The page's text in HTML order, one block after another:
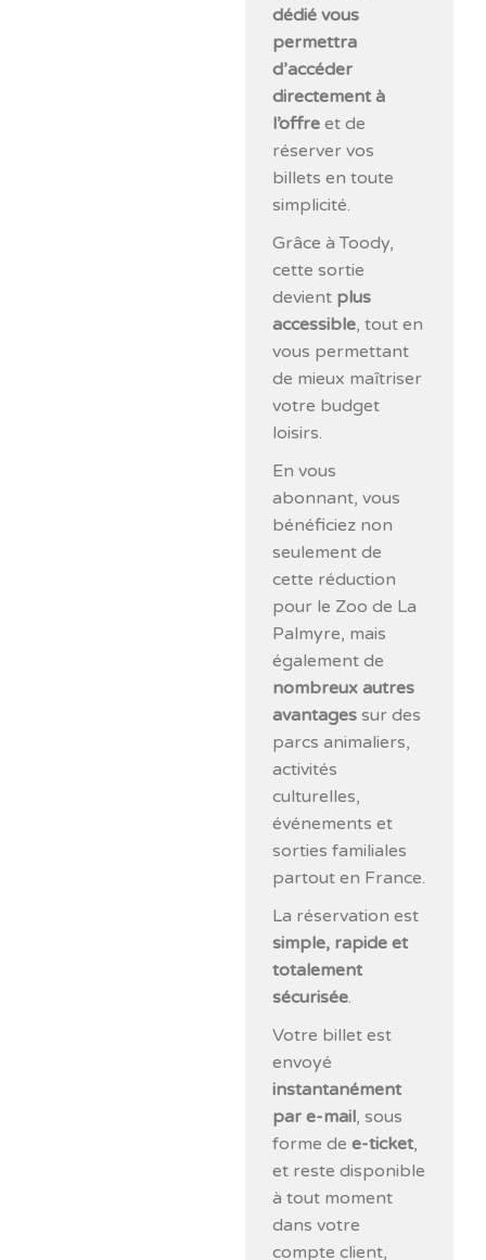
dédié vous
permettra
d’accéder
directement à
l’offre et de
réserver vos
billets en toute
simplicité.
Grâce à Toody,
cette sortie
devient plus
accessible, tout en
vous permettant
de mieux maîtriser
votre budget
loisirs.
En vous
abonnant, vous
bénéficiez non
seulement de
cette réduction
pour le Zoo de La
Palmyre, mais
également de
nombreux autres
avantages sur des
parcs animaliers,
activités
culturelles,
événements et
sorties familiales
partout en France.
La réservation est
simple, rapide et
totalement
sécurisée.
Votre billet est
envoyé
instantanément
par e-mail, sous
forme dee-ticket,
et reste disponible
à tout moment
dans votre
compte client,